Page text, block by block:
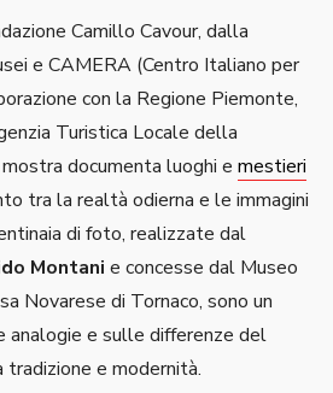
Camillo Cavour, dalla
e CAMERA (Centro Italiano per
con la Regione Piemonte,
Turistica Locale della
documenta luoghi e mestieri
tra la realtà odierna e le immagini
di foto, realizzate dal
Montani e concesse dal Museo
Novarese di Tornaco, sono un
e sulle differenze del
e modernità.